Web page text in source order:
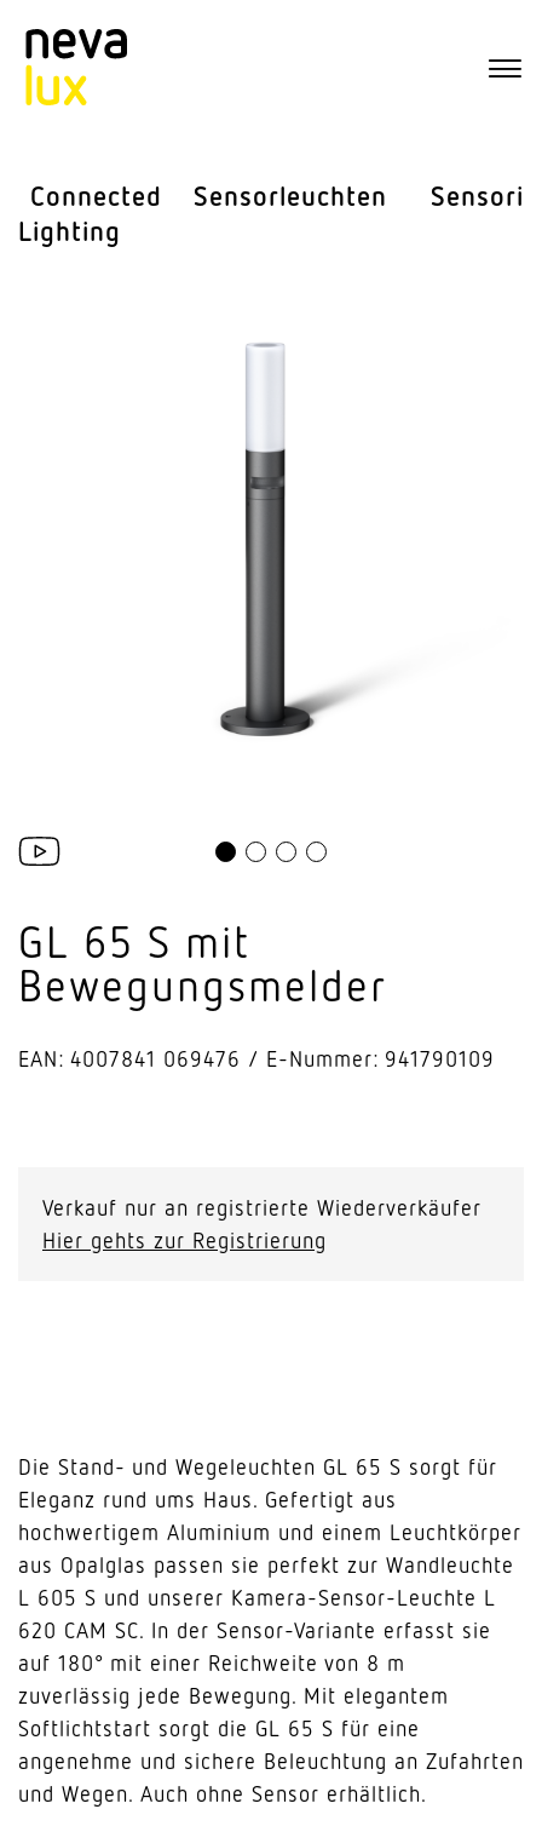
Connected
Lighting
Sensor­leuchten Sensorik
GL 65 S mit
Bewegungsmelder
EAN: 4007841 069476 E-Nummer: 941790109
mit
Verkauf nur an registrierte Wiederverkäufer
Hier gehts zur Registrierung
Die Stand- und Wegeleuchten GL 65 S sorgt für
Eleganz rund ums Haus. Gefertigt aus
hochwertigem Aluminium und einem Leuchtkörper
aus Opalglas passen sie perfekt zur Wandleuchte
L 605 S und unserer Kamera-Sensor-Leuchte L
620 CAM SC. In der Sensor-Variante erfasst sie
auf 180° mit einer Reichweite von 8 m
zuverlässig jede Bewegung. Mit elegantem
Softlichtstart sorgt die GL 65 S für eine
angenehme und sichere Beleuchtung an Zufahrten
und Wegen. Auch ohne Sensor erhältlich.